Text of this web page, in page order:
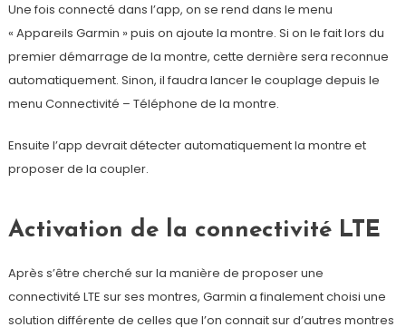
Une fois connecté dans l’app, on se rend dans le menu
« Appareils Garmin » puis on ajoute la montre. Si on le fait lors du
premier démarrage de la montre, cette dernière sera reconnue
automatiquement. Sinon, il faudra lancer le couplage depuis le
menu Connectivité – Téléphone de la montre.
Ensuite l’app devrait détecter automatiquement la montre et
proposer de la coupler.
Activation de la connectivité LTE
Après s’être cherché sur la manière de proposer une
connectivité LTE sur ses montres, Garmin a finalement choisi une
solution différente de celles que l’on connait sur d’autres montres